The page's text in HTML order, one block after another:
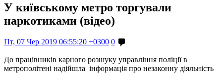
У київському метро торгували
наркотиками (відео)
Пт, 07 Чер 2019 06:55:20 +0300 0
До працівників карного розшуку управління поліції в
метрополітені надійшла інформація про незаконну діяльність